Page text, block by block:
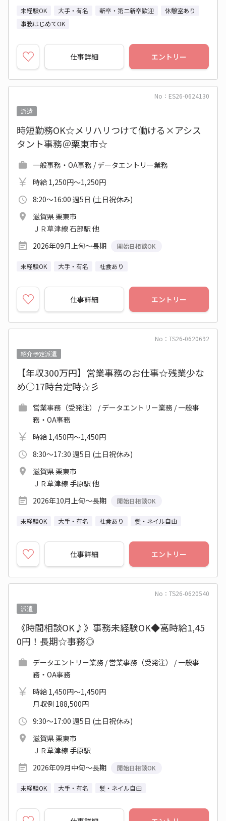
未経験OK 大手・有名 新卒・第二新卒歓迎
休憩室あり
事務はじめてOK
仕事詳細 エントリー
No：ES26-0624130
派遣
時短勤務OK☆メリハリつけて働ける×アシス
タント事務＠栗東市☆
一般事務・OA事務 / データエントリー業務
時給 1,250円～1,250円
8:20～16:00 週5日 (土日祝休み)
滋賀県 栗東市
ＪＲ草津線 石部駅 他
2026年09月上旬～長期
開始日相談OK
未経験OK 大手・有名 社食あり
仕事詳細 エントリー
No：TS26-0620692
紹介予定派遣
【年収300万円】営業事務のお仕事☆残業少な
め○17時台定時☆彡
営業事務（受発注） / データエントリー業務 / 一般事
務・OA事務
時給 1,450円～1,450円
8:30～17:30 週5日 (土日祝休み)
滋賀県 栗東市
ＪＲ草津線 手原駅 他
2026年10月上旬～長期
開始日相談OK
未経験OK 大手・有名 社食あり 髪・ネイル自由
仕事詳細 エントリー
No：TS26-0620540
派遣
《時間相談OK♪》事務未経験OK◆高時給1,45
0円！長期☆事務◎
データエントリー業務 / 営業事務（受発注） / 一般事
務・OA事務
時給 1,450円～1,450円
月収例 188,500円
9:30～17:00 週5日 (土日祝休み)
滋賀県 栗東市
ＪＲ草津線 手原駅
2026年09月中旬～長期
開始日相談OK
未経験OK 大手・有名 髪・ネイル自由